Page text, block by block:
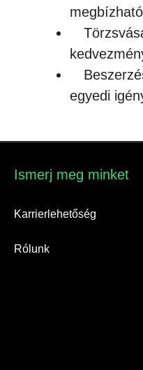
egyedi
Ismerj meg minket​
Karrierlehetőség
Rólunk